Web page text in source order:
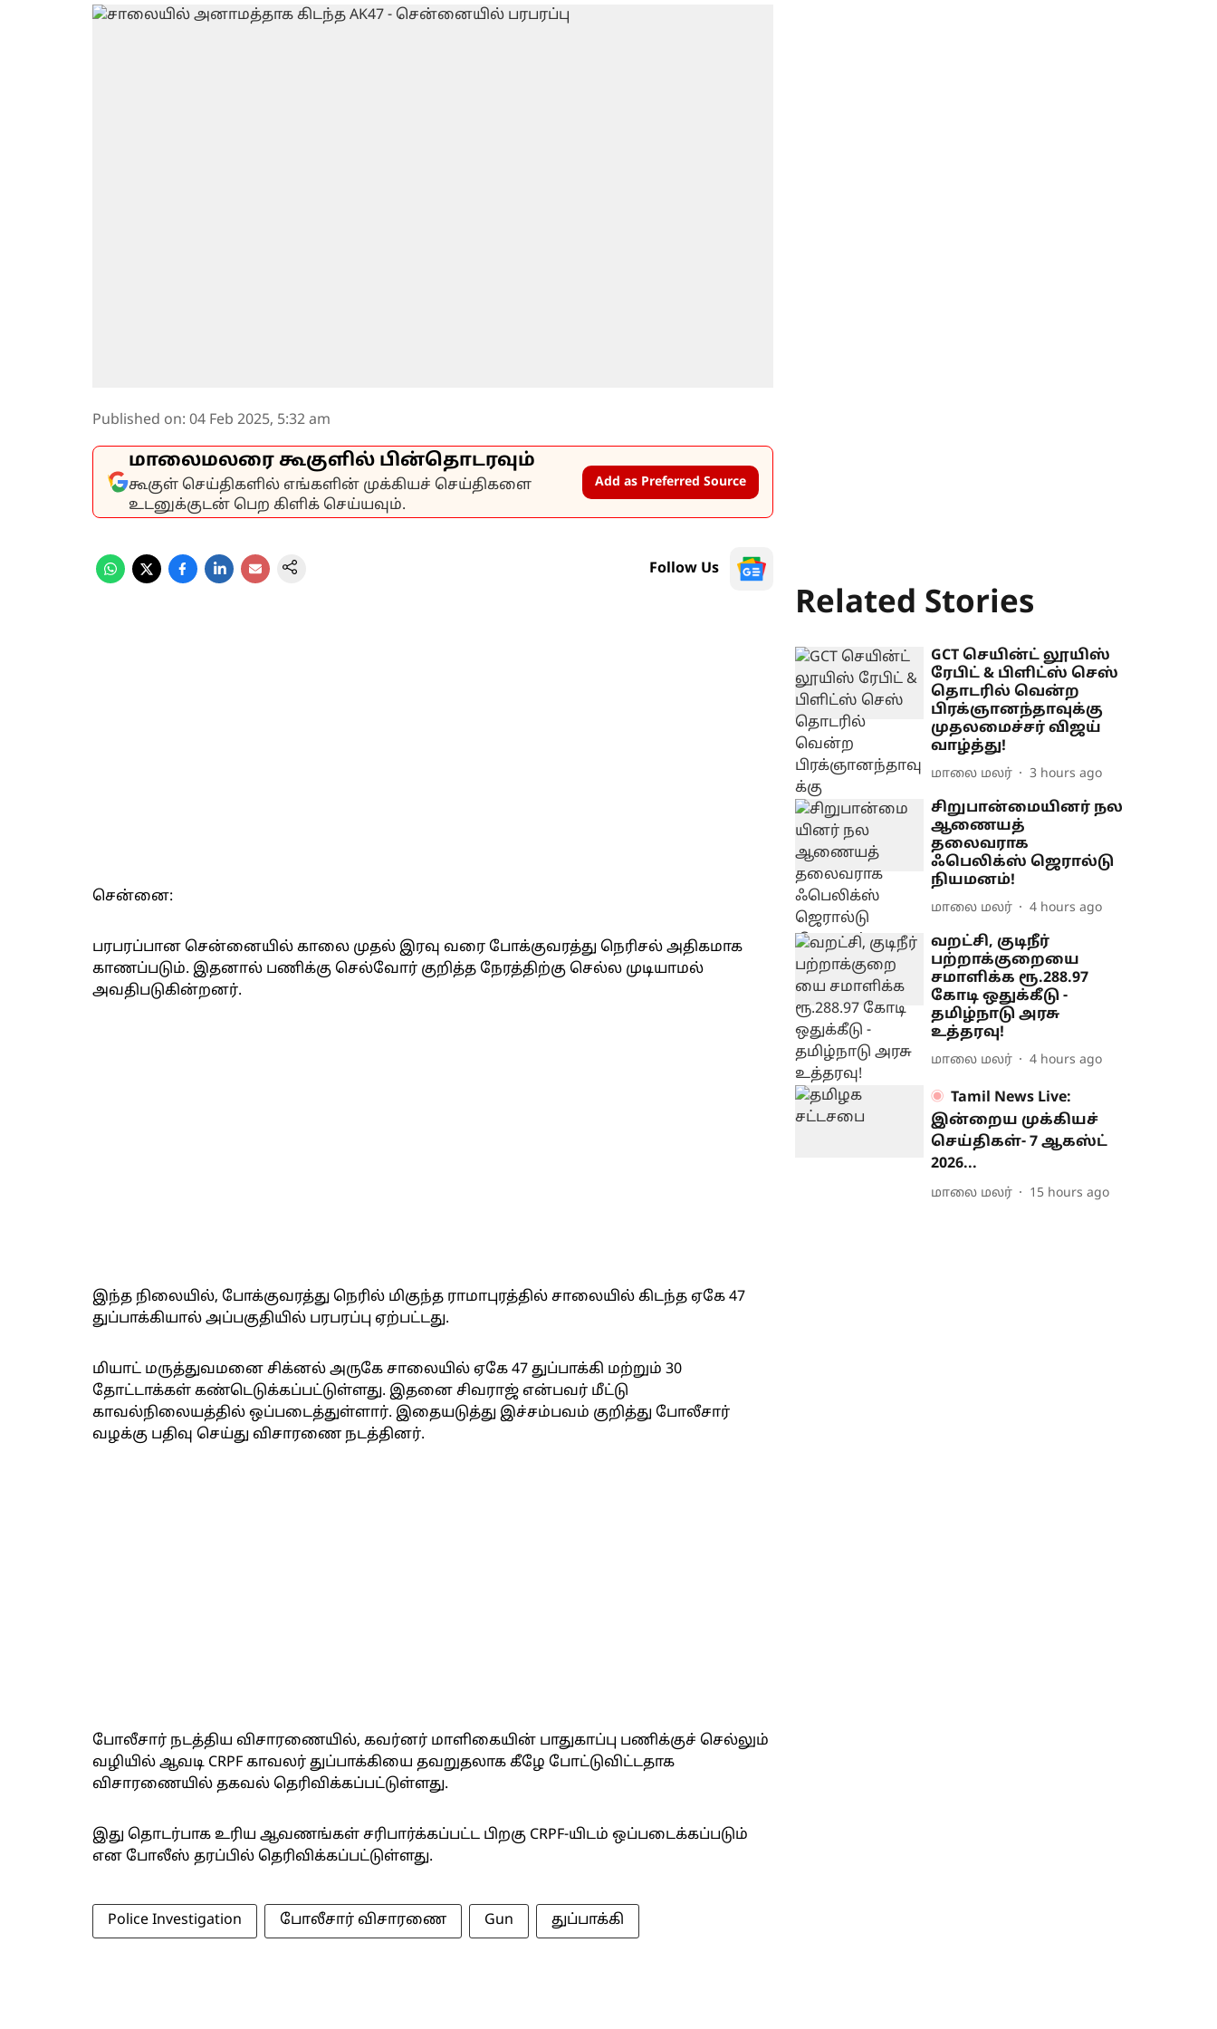
Published on: 04 Feb 2025, 5:32 am
மாலைமலரை கூகுளில் பின்தொடரவும்
கூகுள் செய்திகளில் எங்களின் முக்கியச் செய்திகளை
உடனுக்குடன் பெற கிளிக் செய்யவும்.
Add as Preferred Source
Follow Us
சென்னை:
பரபரப்பான சென்னையில் காலை முதல் இரவு வரை போக்குவரத்து நெரிசல் அதிகமாக
காணப்படும். இதனால் பணிக்கு செல்வோர் குறித்த நேரத்திற்கு செல்ல முடியாமல்
அவதிபடுகின்றனர்.
இந்த நிலையில், போக்குவரத்து நெரில் மிகுந்த ராமாபுரத்தில் சாலையில் கிடந்த ஏகே 47
துப்பாக்கியால் அப்பகுதியில் பரபரப்பு ஏற்பட்டது.
மியாட் மருத்துவமனை சிக்னல் அருகே சாலையில் ஏகே 47 துப்பாக்கி மற்றும் 30
தோட்டாக்கள் கண்டெடுக்கப்பட்டுள்ளது. இதனை சிவராஜ் என்பவர் மீட்டு
காவல்நிலையத்தில் ஒப்படைத்துள்ளார். இதையடுத்து இச்சம்பவம் குறித்து போலீசார்
வழக்கு பதிவு செய்து விசாரணை நடத்தினர்.
போலீசார் நடத்திய விசாரணையில், கவர்னர் மாளிகையின் பாதுகாப்பு பணிக்குச் செல்லும்
வழியில் ஆவடி CRPF காவலர் துப்பாக்கியை தவறுதலாக கீழே போட்டுவிட்டதாக
விசாரணையில் தகவல் தெரிவிக்கப்பட்டுள்ளது.
இது தொடர்பாக உரிய ஆவணங்கள் சரிபார்க்கப்பட்ட பிறகு CRPF-யிடம் ஒப்படைக்கப்படும்
என போலீஸ் தரப்பில் தெரிவிக்கப்பட்டுள்ளது.
Police Investigation போலீசார் விசாரணை Gun துப்பாக்கி
Related Stories
GCT செயின்ட் லூயிஸ்
ரேபிட் & பிளிட்ஸ் செஸ்
தொடரில் வென்ற
பிரக்ஞானந்தாவுக்கு
முதலமைச்சர் விஜய்
வாழ்த்து!
மாலை மலர் 3 hours ago
சிறுபான்மையினர் நல
ஆணையத்
தலைவராக
ஃபெலிக்ஸ் ஜெரால்டு
நியமனம்!
மாலை மலர் 4 hours ago
வறட்சி, குடிநீர்
பற்றாக்குறையை
சமாளிக்க ரூ.288.97
கோடி ஒதுக்கீடு -
தமிழ்நாடு அரசு
உத்தரவு!
மாலை மலர் 4 hours ago
Tamil News Live:
இன்றைய முக்கியச்
செய்திகள்- 7 ஆகஸ்ட்
2026...
மாலை மலர் 15 hours ago